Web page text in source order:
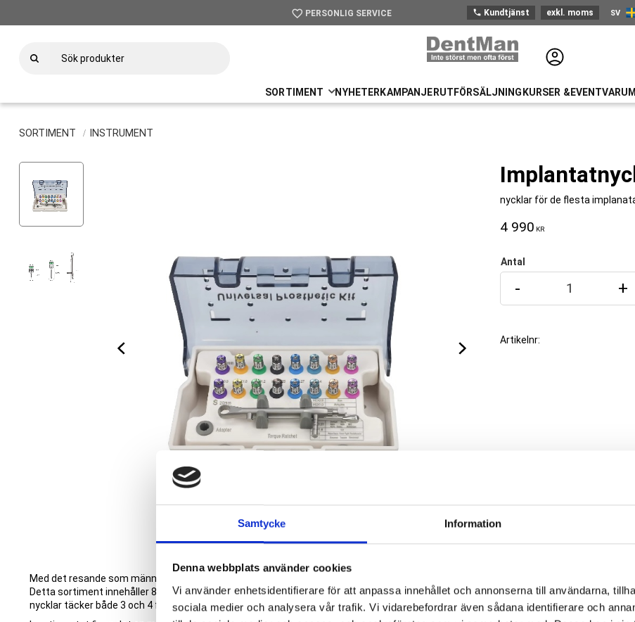
Samtycke Information
Denna webbplats använder cookies
Vi använder enhetsidentifierare för att anpassa innehållet och annonserna till användarna,
sociala medier och analysera vår trafik. Vi vidarebefordrar även sådana identifierare och
favorite_border PERSONLIG SERVICE phone Kundtjänst exkl. moms SV
SORTIMENT NYHETER KAMPANJERUTFÖRSÄLJNING KURSER &EVENT
SORTIMENT INSTRUMENT
nycklar för de flesta
4 990 KR
Antal
+
-
Artikelnr
Med det resande som människor gör idag dyker det upp olika fabrikat av implantat.
Detta sortiment innehåller 8 av de vanligaste och ska täcka ca 90% av alla förekommande. Vissa
nycklar täcker både 3 och 4 fabrikat.